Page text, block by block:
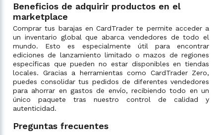
Beneficios de adquirir productos en el
marketplace
Comprar tus barajas en CardTrader te permite acceder a
un inventario global que abarca vendedores de todo el
mundo. Esto es especialmente útil para encontrar
ediciones de lanzamiento limitado o mazos de regiones
específicas que pueden no estar disponibles en tiendas
locales. Gracias a herramientas como CardTrader Zero,
puedes consolidar tus pedidos de diferentes vendedores
para ahorrar en gastos de envío, recibiendo todo en un
único paquete tras nuestro control de calidad y
autenticidad.
Preguntas frecuentes